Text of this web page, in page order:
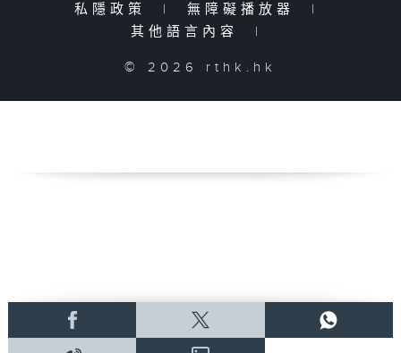
私隱政策
| 無障礙播放器
|
其他語言內容
|
© 2026 rthk.hk